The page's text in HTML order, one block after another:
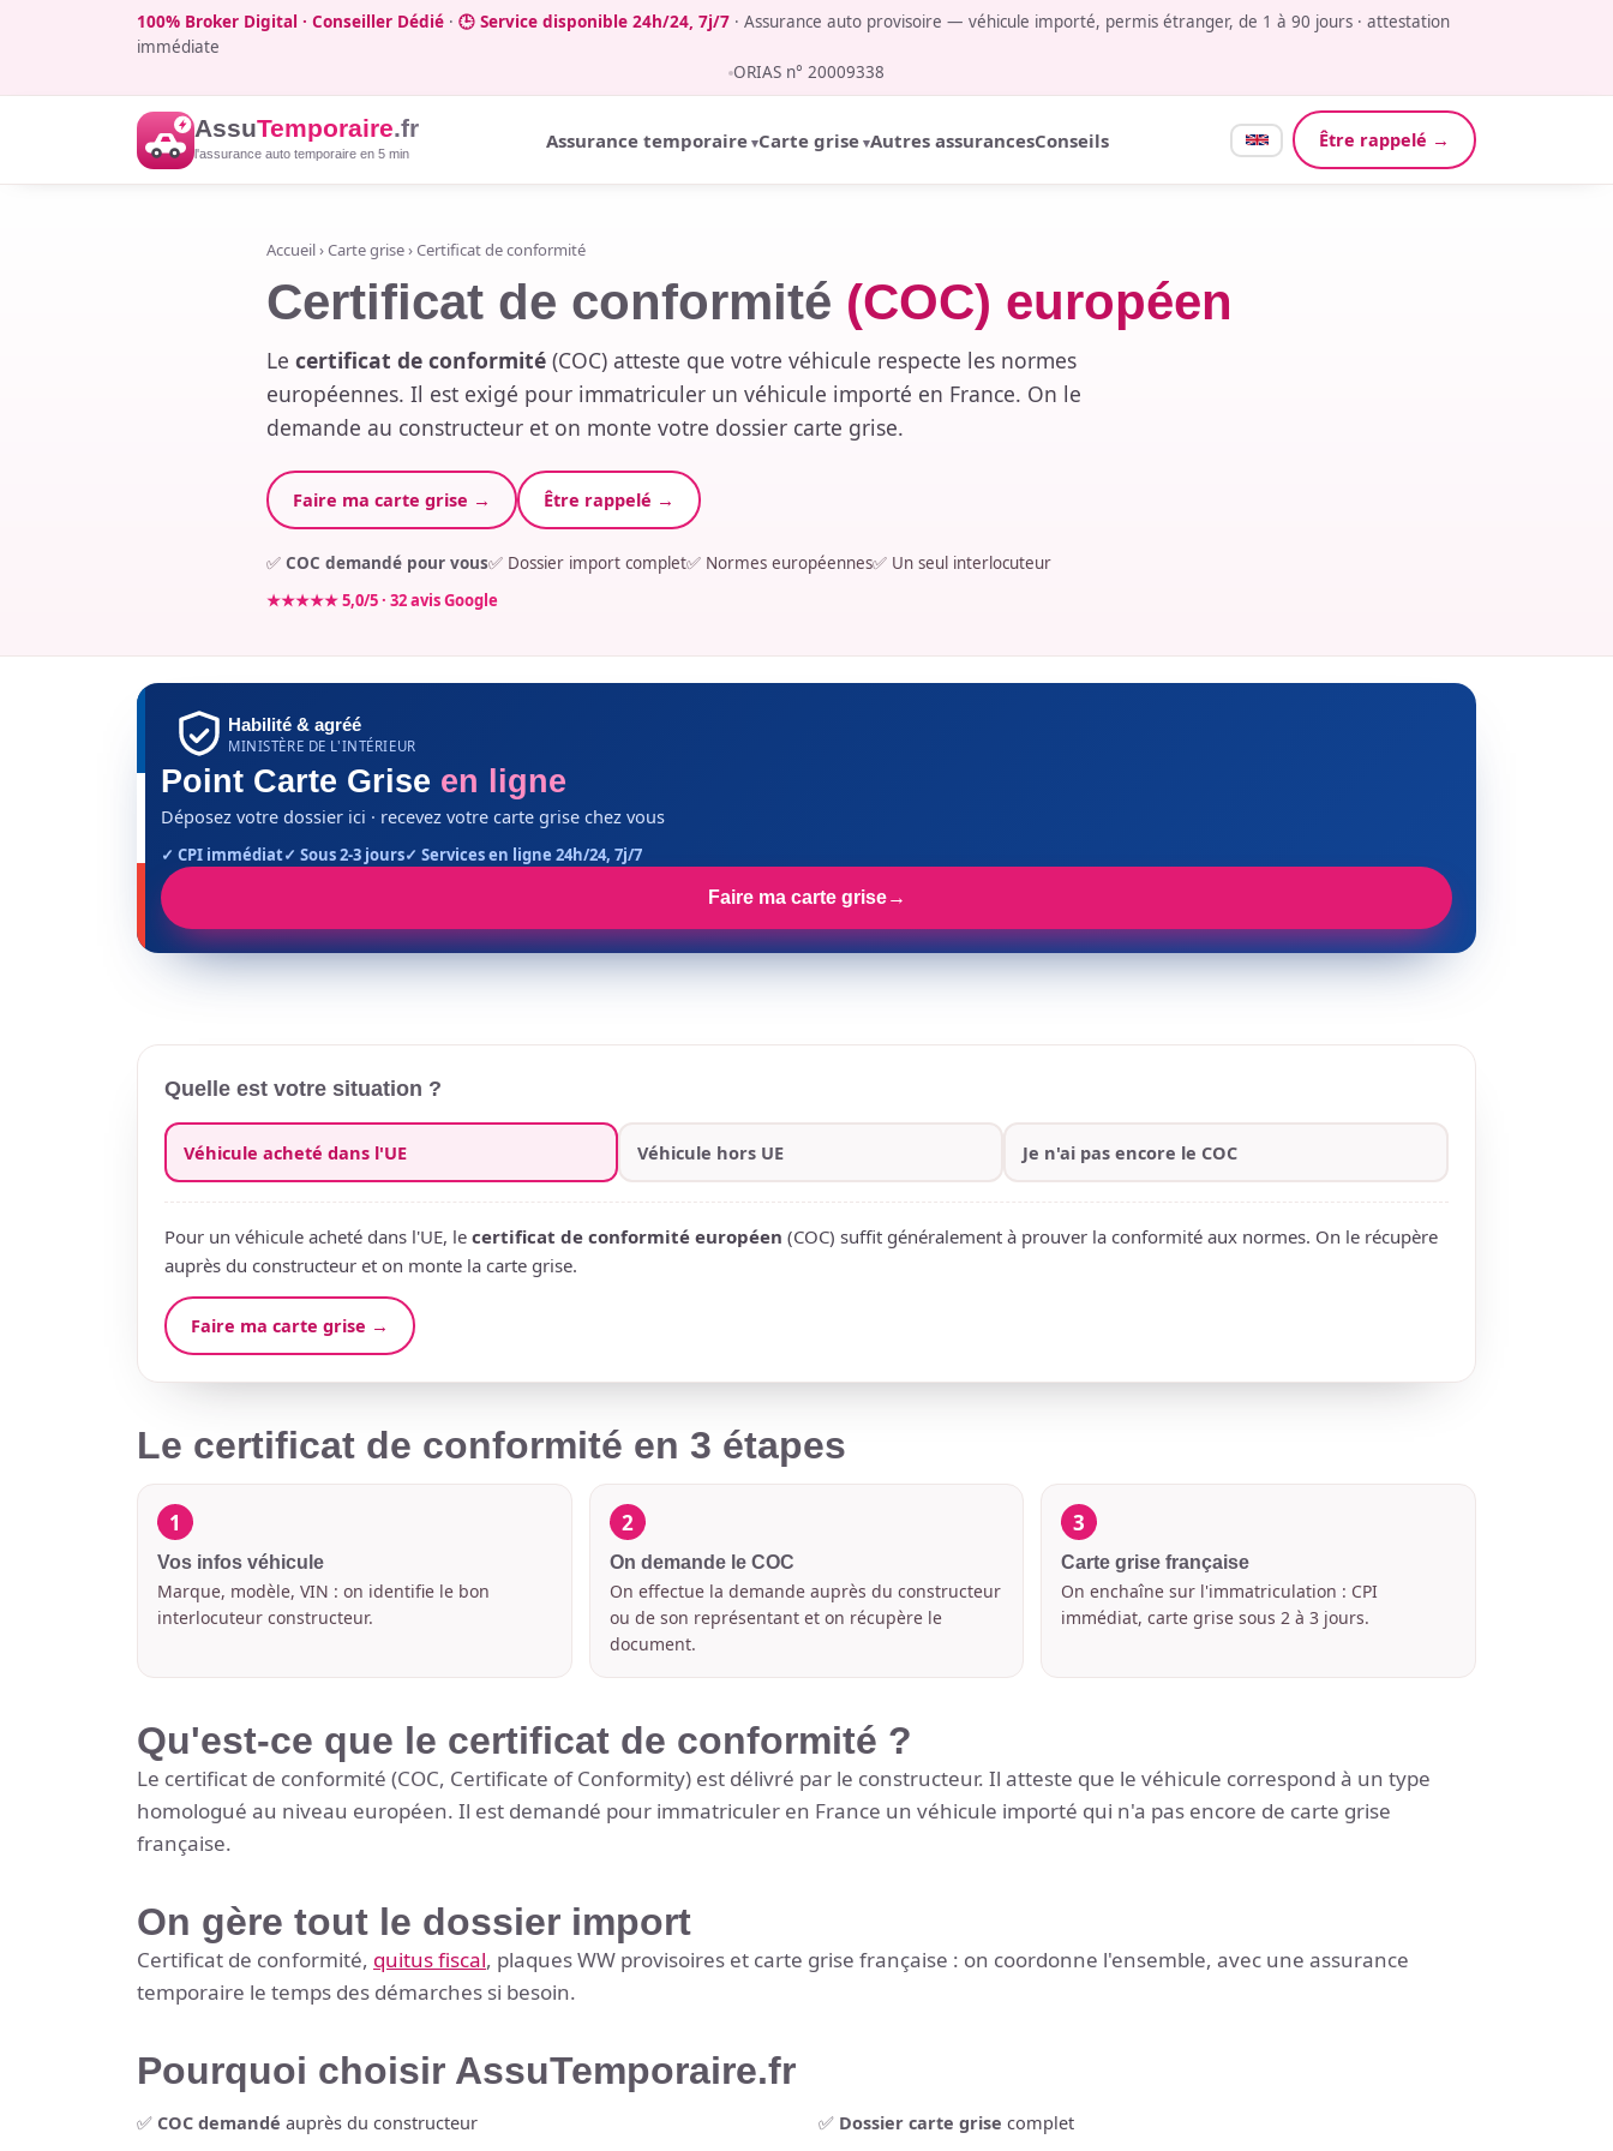
100% Broker Digital · Conseiller Dédié · 🕒 Service disponible 24h/24, 7j/7 · Assurance auto provisoire — véhicule importé, permis étranger, de 1 à 90 jours · attestation
immédiate
ORIAS n° 20009338
AssuTemporaire.fr
l'assurance auto temporaire en 5 min
Assurance temporaire Carte grise Autres assurancesConseils Être rappelé →
Accueil›Carte grise› Certificat de conformité
Certificat de conformité (COC) européen
Le certificat de conformité (COC) atteste que votre véhicule respecte les normes
européennes. Il est exigé pour immatriculer un véhicule importé en France. On le
demande au constructeur et on monte votre dossier carte grise.
Faire ma carte grise → Être rappelé →
✅ COC demandé pour vous✅ Dossier import complet✅ Normes européennes✅ Un seul interlocuteur
★★★★★ 5,0/5 · 32 avis Google
Habilité & agréé
MINISTÈRE DE L'INTÉRIEUR
Point Carte Grise en ligne
Déposez votre dossier ici · recevez votre carte grise chez vous
✓ CPI immédiat✓ Sous 2-3 jours✓ Services en ligne 24h/24, 7j/7
Faire ma carte grise→
Quelle est votre situation ?
Véhicule acheté dans l'UE Véhicule hors UE Je n'ai pas encore le COC
Pour un véhicule acheté dans l'UE, le certificat de conformité européen (COC) suffit généralement à prouver la conformité aux normes. On le récupère
auprès du constructeur et on monte la carte grise.
Faire ma carte grise →
Le certificat de conformité en 3 étapes
1
Vos infos véhicule
Marque, modèle, VIN : on identifie le bon
interlocuteur constructeur.
2
On demande le COC
On effectue la demande auprès du constructeur
ou de son représentant et on récupère le
document.
3
Carte grise française
On enchaîne sur l'immatriculation : CPI
immédiat, carte grise sous 2 à 3 jours.
Qu'est-ce que le certificat de conformité ?
Le certificat de conformité (COC, Certificate of Conformity) est délivré par le constructeur. Il atteste que le véhicule correspond à un type
homologué au niveau européen. Il est demandé pour immatriculer en France un véhicule importé qui n'a pas encore de carte grise
française.
On gère tout le dossier import
Certificat de conformité, quitus fiscal, plaques WW provisoires et carte grise française : on coordonne l'ensemble, avec une assurance
temporaire le temps des démarches si besoin.
Pourquoi choisir AssuTemporaire.fr
✅ COC demandé auprès du constructeur ✅ Dossier carte grise complet